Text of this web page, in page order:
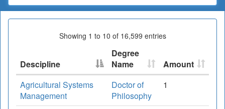
Showing 1 to 10 of 16,599 entries
Descipline
Degree
Name
Amount
Agricultural Systems
Management
Doctor of
Philosophy
1